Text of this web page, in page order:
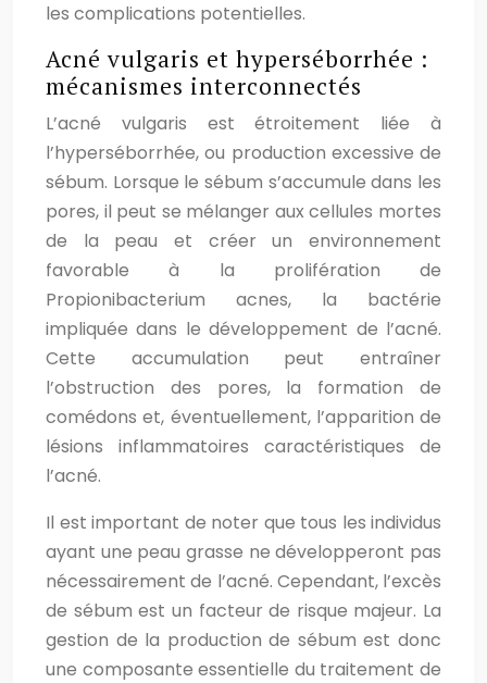
les complications potentielles.
Acné vulgaris et hyperséborrhée :
mécanismes interconnectés
L’acné vulgaris est étroitement liée à
l’hyperséborrhée, ou production excessive de
sébum. Lorsque le sébum s’accumule dans les
pores, il peut se mélanger aux cellules mortes
de la peau et créer un environnement
favorable à la prolifération de
Propionibacterium acnes, la bactérie
impliquée dans le développement de l’acné.
Cette accumulation peut entraîner
l’obstruction des pores, la formation de
comédons et, éventuellement, l’apparition de
lésions inflammatoires caractéristiques de
l’acné.
Il est important de noter que tous les individus
ayant une peau grasse ne développeront pas
nécessairement de l’acné. Cependant, l’excès
de sébum est un facteur de risque majeur. La
gestion de la production de sébum est donc
une composante essentielle du traitement de